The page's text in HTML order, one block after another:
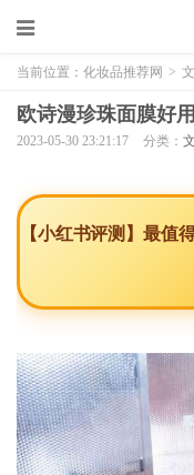
当前位置： 化妆品推荐网 >
欧诗漫珍珠面膜好
2023-05-30 23:21:17 分类：
【小红书评测】最值